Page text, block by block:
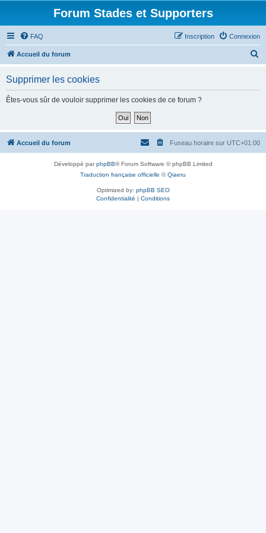
Forum Stades et Supporters
FAQ Connexion
Inscription
Accueil du forum
h
Supprimer les cookies
Êtes-vous sûr de vouloir supprimer les cookies de ce forum ?
Accueil du forum Fuseau horaire sur UTC+01:00
Développé parphpBB® Forum Software © phpBB Limited
Traduction française officielle ©Qiaeru
Optimized by: phpBB SEO
Confidentialité | Conditions